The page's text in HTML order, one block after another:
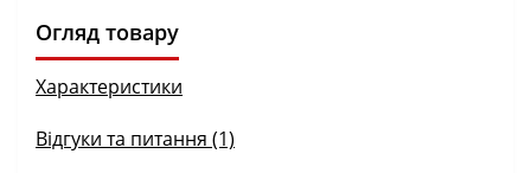
Огляд товару
Характеристики
Відгуки та питання (1)